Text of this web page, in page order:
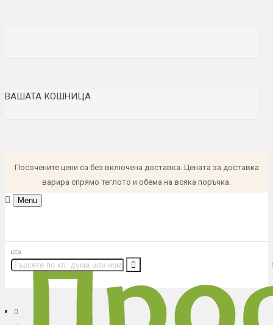
ВАШАТА КОШНИЦА
Посочените цени са без включена доставка. Цената за доставка
варира спрямо теглото и обема на всяка поръчка.
Menu